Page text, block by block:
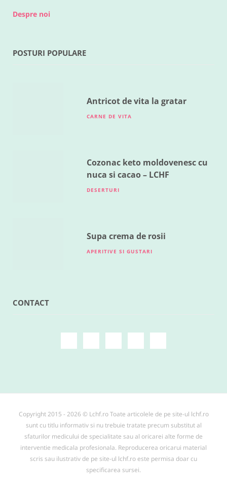
MAI 18, 2016
Despre noi
POSTURI POPULARE
Antricot de vita la gratar
CARNE DE VITA
Cozonac keto moldovenesc cu
nuca si cacao – LCHF
DESERTURI
Supa crema de rosii
APERITIVE SI GUSTARI
CONTACT
Copyright 2015 - 2026 © Lchf.ro Toate articolele de pe site-ul lchf.ro
sunt cu titlu informativ si nu trebuie tratate precum substitut al
sfaturilor medicului de specialitate sau al oricarei alte forme de
interventie medicala profesionala. Reproducerea oricarui material
scris sau ilustrativ de pe site-ul lchf.ro este permisa doar cu
specificarea sursei.